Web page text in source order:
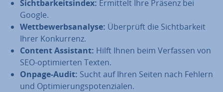
Sicht­bar­keits­in­dex: Ermittelt Ihre Präsenz bei
Google.
Wett­be­werbs­ana­ly­se: Überprüft die Sicht­bar­keit
Ihrer Kon­kur­renz.
Content Assistant: Hilft Ihnen beim Verfassen von
SEO-op­ti­mier­ten Texten.
Onpage-Audit: Sucht auf Ihren Seiten nach Fehlern
und Op­ti­mie­rungs­po­ten­zia­len.